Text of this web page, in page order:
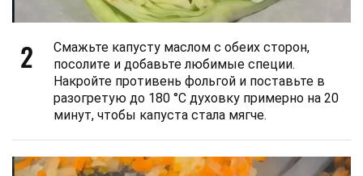
2
Смажьте капусту маслом с обеих сторон,
посолите и добавьте любимые специи.
Накройте противень фольгой и поставьте в
разогретую до 180 °C духовку примерно на 20
минут, чтобы капуста стала мягче.